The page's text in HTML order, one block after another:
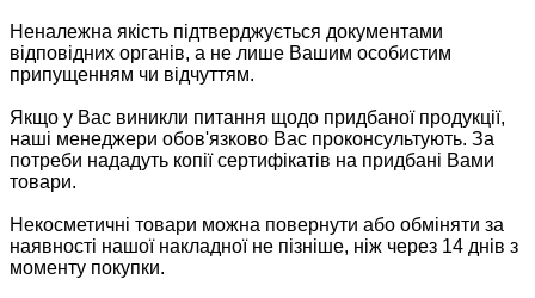
Неналежна якість підтверджується документами
відповідних органів, а не лише Вашим особистим
припущенням чи відчуттям.
Якщо у Вас виникли питання щодо придбаної продукції,
наші менеджери обов'язково Вас проконсультують. За
потреби нададуть копії сертифікатів на придбані Вами
товари.
Некосметичні товари можна повернути або обміняти за
наявності нашої накладної не пізніше, ніж через 14 днів з
моменту покупки.